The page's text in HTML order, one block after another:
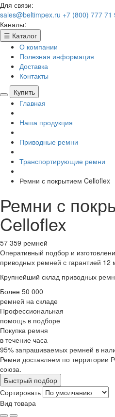
Для связи:
sales@beltimpex.ru +7 (800) 777 71
Каналы:
☰ Каталог
О компании
Полезная информация
Доставка
Контакты
Купить
Главная
Наша продукция
Приводные ремни
Транспортирующие ремни
Ремни с покрытием Celloflex
Ремни с
Celloflex
57 359 ремней
Оперативный подбор и
приводных ремней с гарантией 12
Крупнейший склад приводных
Более 50 000
ремней на складе
Профессиональная
помощь в подборе
Покупка ремня
в течение часа
95% запрашиваемых ремней в
Ремни доставляем по территории
союза.
Быстрый подбор
Сортировать
Вид товара